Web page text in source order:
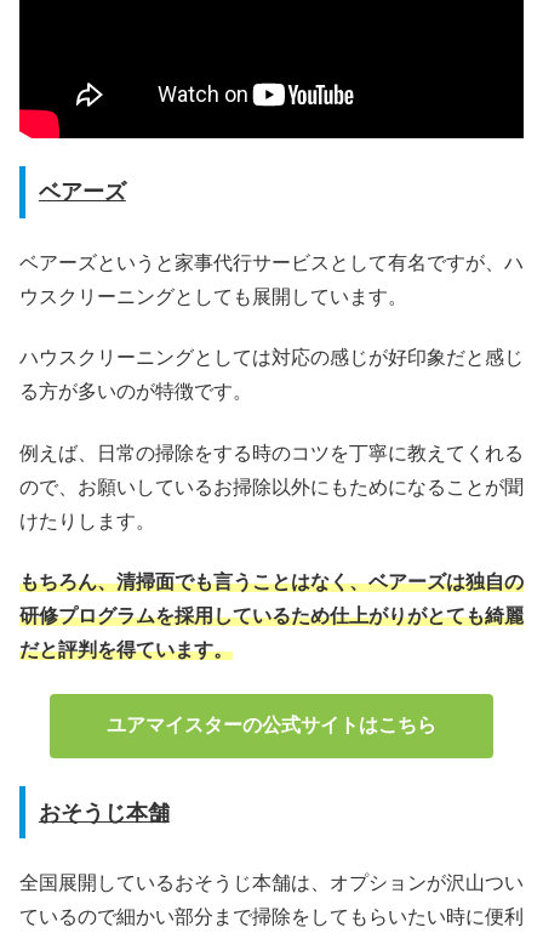
ベアーズ
ベアーズというと家事代行サービスとして有名ですが、ハ
ウスクリーニングとしても展開しています。
ハウスクリーニングとしては対応の感じが好印象だと感じ
る方が多いのが特徴です。
例えば、日常の掃除をする時のコツを丁寧に教えてくれる
ので、お願いしているお掃除以外にもためになることが聞
けたりします。
もちろん、清掃面でも言うことはなく、ベアーズは独自の
研修プログラムを採用しているため仕上がりがとても綺麗
だと評判を得ています。
ユアマイスターの公式サイトはこちら
おそうじ本舗
全国展開しているおそうじ本舗は、オプションが沢山つい
ているので細かい部分まで掃除をしてもらいたい時に便利